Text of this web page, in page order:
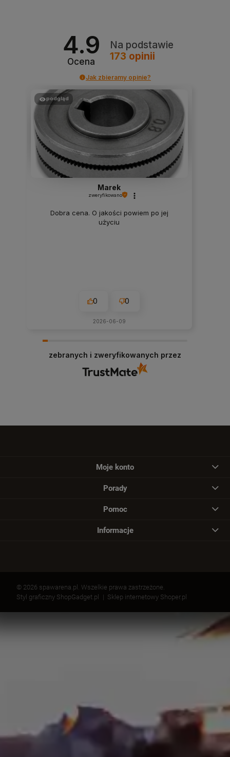
4.9
Ocena
Na podstawie
173 opinii
Jak zbieramy opinie?
podgląd
Marek
zweryfikowano
Dobra cena. O jakości powiem po jej
użyciu
0 0
2026-06-09
zebranych i zweryfikowanych przez
Moje konto
Porady
Pomoc
Informacje
© 2026 spawarena.pl. Wszelkie prawa zastrzeżone.
Styl graficzny ShopGadget.pl
Sklep internetowy Shoper.pl